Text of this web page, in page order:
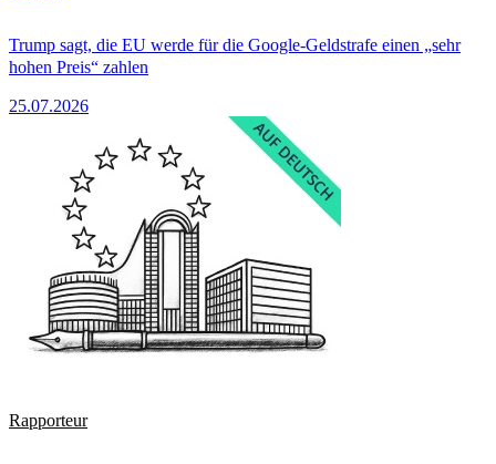
Trump sagt, die EU werde für die Google-Geldstrafe einen „sehr
hohen Preis“ zahlen
25.07.2026
Rapporteur